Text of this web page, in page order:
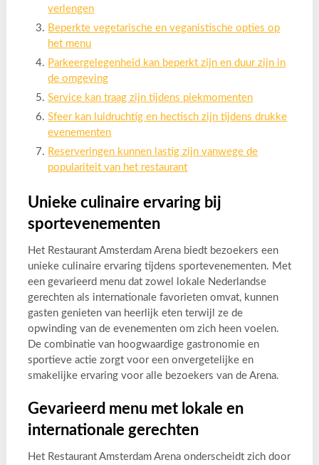
verlengen
Beperkte vegetarische en veganistische opties op
het menu
Parkeergelegenheid kan beperkt zijn en duur zijn in
de omgeving
Service kan traag zijn tijdens piekmomenten
Sfeer kan luidruchtig en hectisch zijn tijdens drukke
evenementen
Reserveringen kunnen lastig zijn vanwege de
populariteit van het restaurant
Unieke culinaire ervaring bij
sportevenementen
Het Restaurant Amsterdam Arena biedt bezoekers een
unieke culinaire ervaring tijdens sportevenementen. Met
een gevarieerd menu dat zowel lokale Nederlandse
gerechten als internationale favorieten omvat, kunnen
gasten genieten van heerlijk eten terwijl ze de
opwinding van de evenementen om zich heen voelen.
De combinatie van hoogwaardige gastronomie en
sportieve actie zorgt voor een onvergetelijke en
smakelijke ervaring voor alle bezoekers van de Arena.
Gevarieerd menu met lokale en
internationale gerechten
Het Restaurant Amsterdam Arena onderscheidt zich door